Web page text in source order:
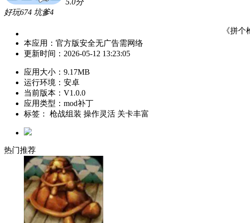
好玩674 坑爹4
《拼个枪快跑》
本应用： 官方版安全无广告需网络
更新时间： 2026-05-12 13:23:05
应用大小： 9.17MB
运行环境： 安卓
当前版本： V1.0.0
应用类型：mod补丁
标签： 枪战组装 操作灵活 关卡丰富
热门推荐